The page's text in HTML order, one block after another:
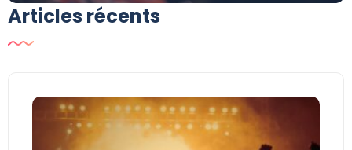
Articles récents